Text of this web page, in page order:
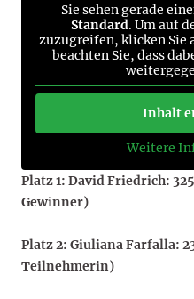
Sie sehen gerade
Standard. Um auf
zuzugreifen, klicken Sie
beachten Sie, dass
Inhalt
Weitere
Platz 1: David Friedrich:
Gewinner)
Platz 2: Giuliana Farfalla:
Teilnehmerin)